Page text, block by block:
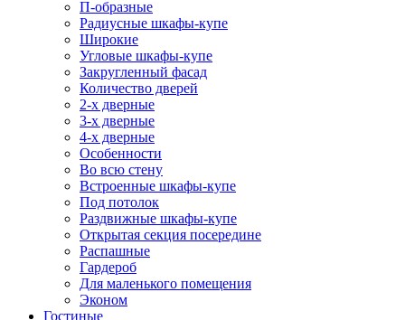
П-образные
Радиусные шкафы-купе
Широкие
Угловые шкафы-купе
Закругленный фасад
Количество дверей
2-х дверные
3-х дверные
4-х дверные
Особенности
Во всю стену
Встроенные шкафы-купе
Под потолок
Раздвижные шкафы-купе
Открытая секция посередине
Распашные
Гардероб
Для маленького помещения
Эконом
Гостиные